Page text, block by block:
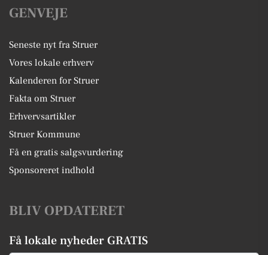
GENVEJE
Seneste nyt fra Struer
Vores lokale erhverv
Kalenderen for Struer
Fakta om Struer
Erhvervsartikler
Struer Kommune
Få en gratis salgsvurdering
Sponsoreret indhold
BLIV OPDATERET
Få lokale nyheder GRATIS